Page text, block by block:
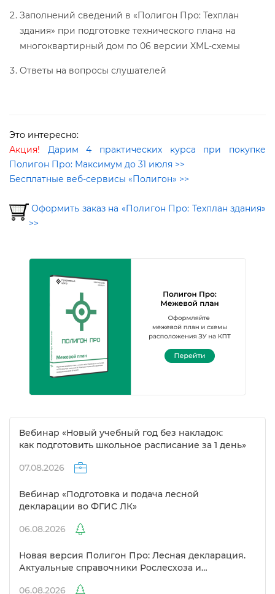
Заполнений сведений в «Полигон Про: Техплан
здания» при подготовке технического плана на
многоквартирный дом по 06 версии XML-схемы
Ответы на вопросы слушателей
Это интересно:
Акция!
Дарим 4 практических курса при покупке
Полигон Про: Максимум до 31 июля >>
Бесплатные веб-сервисы «Полигон» >>
Оформить заказ на «Полигон Про: Техплан здания»
>>
ебинар «Новый учебный год без накладок:
как подготовить школьное расписание за 1 день»
07.08.2026
ебинар «Подготовка и подача лесной
декларации во ФГИС ЛК»
06.08.2026
Новая версия Полигон Про: Лесная декларация.
Актуальные справочники Рослесхоза и
06.08.2026